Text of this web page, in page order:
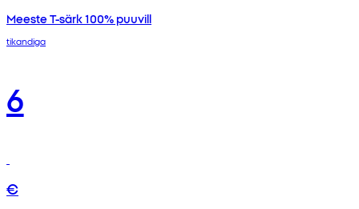
Meeste T-särk 100% puuvill
tikandiga
6
€